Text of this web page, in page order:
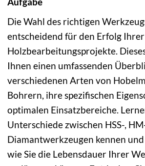
Die Wahl des richtigen
entscheidend für den Erfolg Ihrer
Holzbearbeitungsprojekte.
Ihnen einen umfassenden
verschiedenen Arten von
Bohrern, ihre spezifischen
optimalen Einsatzbereiche.
Unterschiede zwischen HSS-,
Diamantwerkzeugen kennen
wie Sie die Lebensdauer Ihrer